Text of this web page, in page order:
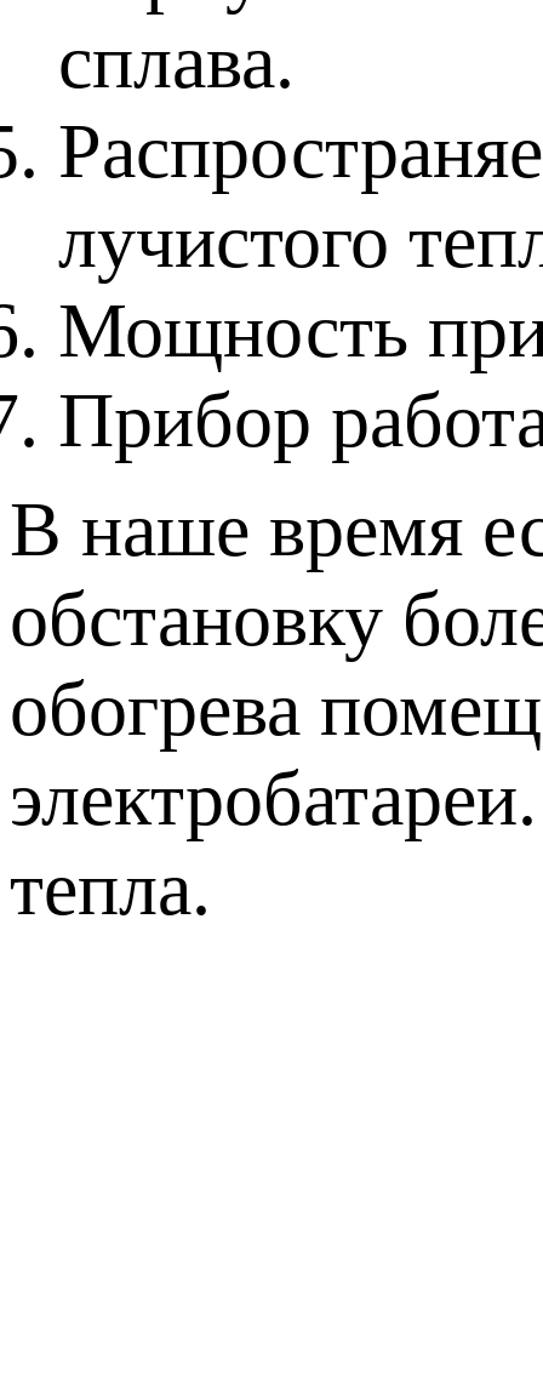
сплава.
лучистого
Мощность
Прибор
В наше время
обстановку
обогрева
тепла.